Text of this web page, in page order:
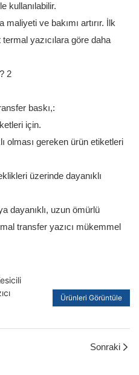
kullanılabilir.
ve bakımı artırır. İlk
yazıcılara göre daha
baskı,:
için.
olması gereken ürün etiketleri
üzerinde dayanıklı
dayanıklı, uzun ömürlü
transfer yazıcı mükemmel
Ürünleri Görüntüle
Sonraki